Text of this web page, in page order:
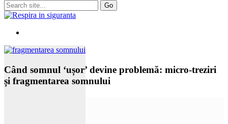
Când somnul ‘ușor’ devine problemă: micro-treziri
și fragmentarea somnului